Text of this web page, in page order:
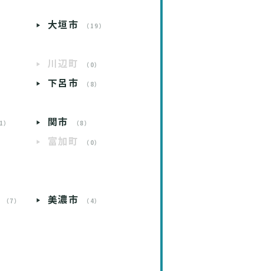
大垣市 （19）
川辺町 （0）
下呂市 （8）
関市 （8）
富加町 （0）
（7） 美濃市 （4）